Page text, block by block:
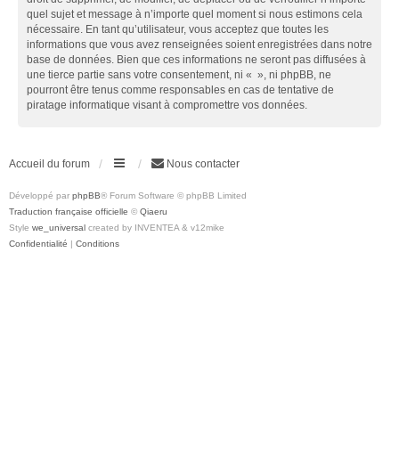
quel sujet et message à n’importe quel moment si nous estimons cela
nécessaire. En tant qu’utilisateur, vous acceptez que toutes les
informations que vous avez renseignées soient enregistrées dans notre
base de données. Bien que ces informations ne seront pas diffusées à
une tierce partie sans votre consentement, ni « », ni phpBB, ne
pourront être tenus comme responsables en cas de tentative de
piratage informatique visant à compromettre vos données.
Accueil du forum Nous contacter
Développé par phpBB® Forum Software © phpBB Limited
Traduction française officielle © Qiaeru
Style we_universal created by INVENTEA & v12mike
Confidentialité | Conditions